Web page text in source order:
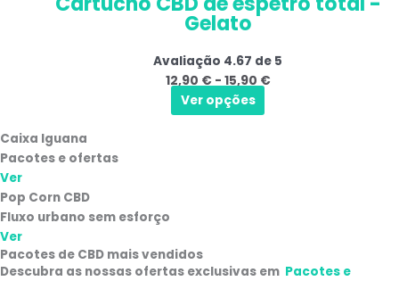
produto
podem
ser
na
página
do
Gelato
Avaliação 4.67 de 5
12,90 € - 15,90 €
a
15,90 €
Ver opções
tem
variantes.
As
opções
podem
Caixa Iguana
Pacotes e ofertas
Ver
Pop Corn CBD
Fluxo urbano sem esforço
Ver
Pacotes de CBD mais vendidos
Descubra as nossas ofertas exclusivas em Pacotes e